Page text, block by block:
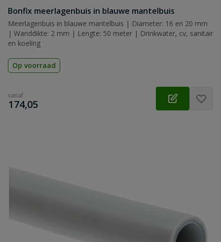
Bonfix meerlagenbuis in blauwe mantelbuis
Meerlagenbuis in blauwe mantelbuis | Diameter: 16 en 20 mm
| Wanddikte: 2 mm | Lengte: 50 meter | Drinkwater, cv, sanitair
en koeling
Op voorraad
vanaf
€
174,05